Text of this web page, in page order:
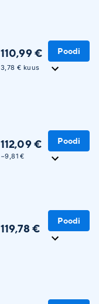
110,99 €
3,78 € kuus
Poodi
112,09 €
−9,81 €
Poodi
119,78 €
Poodi